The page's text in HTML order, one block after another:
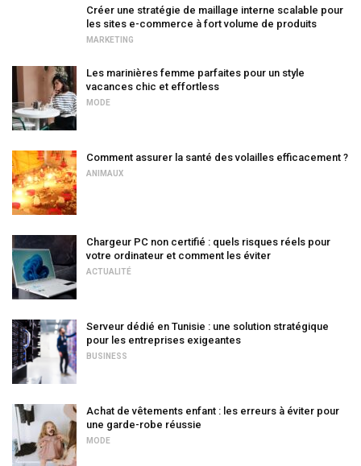
Créer une stratégie de maillage interne scalable pour
les sites e-commerce à fort volume de produits
MARKETING
Les marinières femme parfaites pour un style
vacances chic et effortless
MODE
Comment assurer la santé des volailles efficacement ?
ANIMAUX
Chargeur PC non certifié : quels risques réels pour
votre ordinateur et comment les éviter
ACTUALITÉ
Serveur dédié en Tunisie : une solution stratégique
pour les entreprises exigeantes
BUSINESS
Achat de vêtements enfant : les erreurs à éviter pour
une garde-robe réussie
MODE